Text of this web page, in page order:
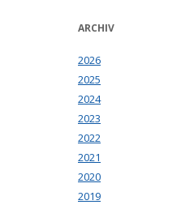
ARCHIV
2026
2025
2024
2023
2022
2021
2020
2019